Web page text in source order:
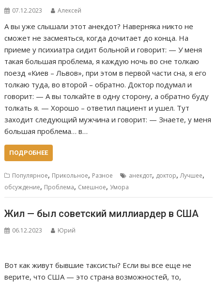
07.12.2023 Алексей
А вы уже слышали этот анекдот? Наверняка никто не
сможет не засмеяться, когда дочитает до конца. На
приеме у психиатра сидит больной и говорит: — У меня
такая большая проблема, я каждую ночь во сне толкаю
поезд «Киев – Львов», при этом в первой части сна, я его
толкаю туда, во второй – обратно. Доктор подумал и
говорит: — А вы толкайте в одну сторону, а обратно буду
толкать я. — Хорошо – ответил пациент и ушел. Тут
заходит следующий мужчина и говорит: — Знаете, у меня
большая проблема… в…
ПОДРОБНЕЕ
Популярное, Прикольное, Разное анекдот, доктор, Лучшее,
обсуждение, Проблема, Смешное,Умора
Жил — был советский миллиардер в США
06.12.2023 Юрий
Вот как живут бывшие таксисты? Если вы все еще не
верите, что США — это страна возможностей, то,